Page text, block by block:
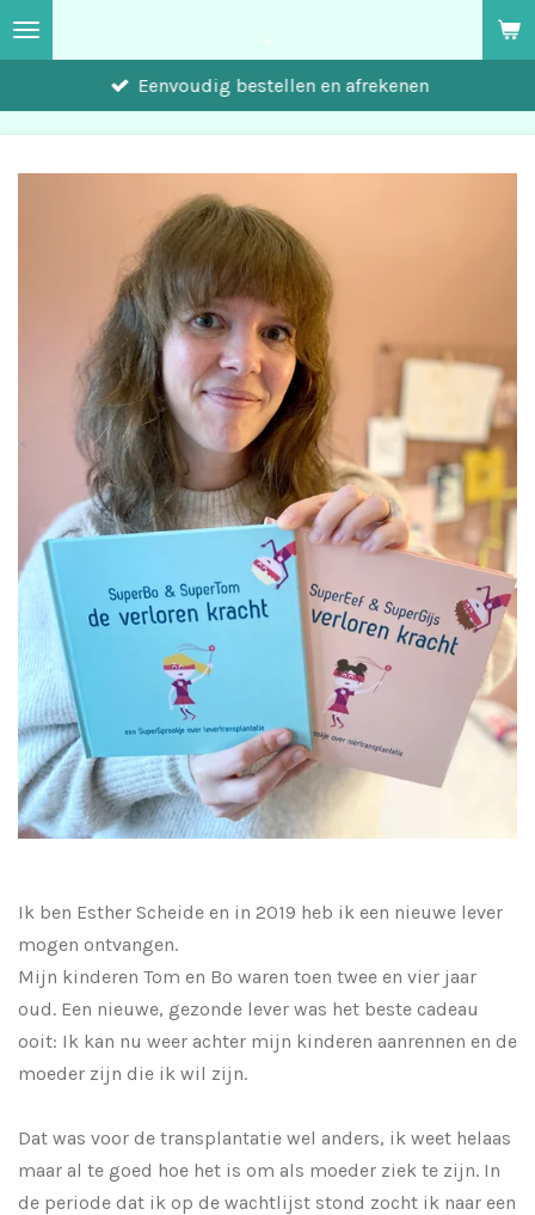
Ga
direct
.
Eenvoudig bestellen en afrekenen
Ik ben Esther Scheide en in 2019 heb ik een nieuwe lever
mogen ontvangen.
Mijn kinderen Tom en Bo waren toen twee en vier jaar
oud. Een nieuwe, gezonde lever was het beste cadeau
ooit: Ik kan nu weer achter mijn kinderen aanrennen en de
moeder zijn die ik wil zijn.
Dat was voor de transplantatie wel anders, ik weet helaas
maar al te goed hoe het is om als moeder ziek te zijn. In
de periode dat ik op de wachtlijst stond zocht ik naar een